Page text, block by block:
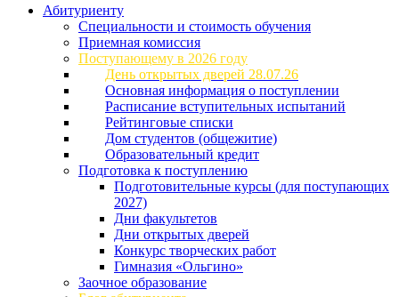
Абитуриенту
Специальности и стоимость обучения
Приемная комиссия
Поступающему в 2026 году
День открытых дверей 28.07.26
Основная информация о поступлении
Расписание вступительных испытаний
Рейтинговые списки
Дом студентов (общежитие)
Образовательный кредит
Подготовка к поступлению
Подготовительные курсы (для поступающих
2027)
Дни факультетов
Дни открытых дверей
Конкурс творческих работ
Гимназия «Ольгино»
Заочное образование